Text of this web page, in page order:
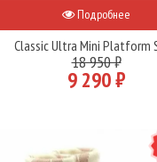
Подробнее
Classic Ultra Mini Platform
18 950 ₽
9 290 ₽